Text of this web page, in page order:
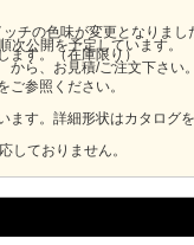
次公開を予定しています。
から、お見積/ご注文下さい。
チの色味が変更となりま
ます。（在庫限り）
ご参照ください。
す。詳細形状はカタログを
しておりません。